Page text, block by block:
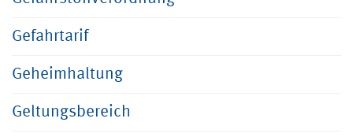
Gefahrtarif
Geheimhaltung
Geltungsbereich